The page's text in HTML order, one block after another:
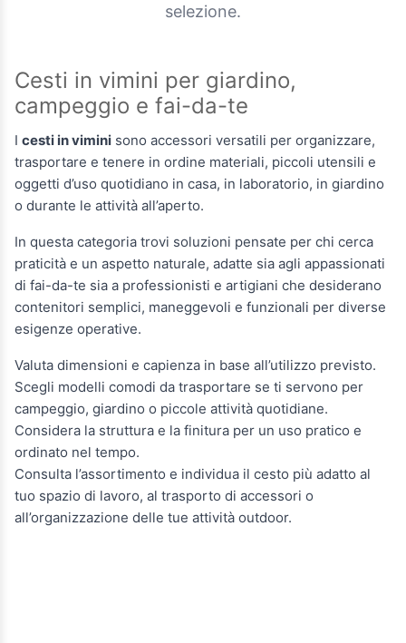
selezione.
Cesti in vimini per giardino,
campeggio e fai-da-te
I cesti in vimini sono accessori versatili per organizzare,
trasportare e tenere in ordine materiali, piccoli utensili e
oggetti d’uso quotidiano in casa, in laboratorio, in giardino
o durante le attività all’aperto.
In questa categoria trovi soluzioni pensate per chi cerca
praticità e un aspetto naturale, adatte sia agli appassionati
di fai-da-te sia a professionisti e artigiani che desiderano
contenitori semplici, maneggevoli e funzionali per diverse
esigenze operative.
Valuta dimensioni e capienza in base all’utilizzo previsto.
Scegli modelli comodi da trasportare se ti servono per
campeggio, giardino o piccole attività quotidiane.
Considera la struttura e la finitura per un uso pratico e
ordinato nel tempo.
Consulta l’assortimento e individua il cesto più adatto al
tuo spazio di lavoro, al trasporto di accessori o
all’organizzazione delle tue attività outdoor.